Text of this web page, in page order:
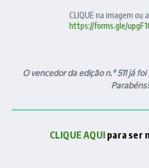
CLIQUE na imagem ou
https://forms.gle/
O vencedor da edição n.º 511 já
CLIQUE AQUI para ser